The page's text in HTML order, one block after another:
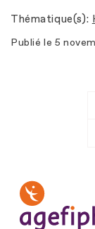
Thématique(s)
Publié le 5